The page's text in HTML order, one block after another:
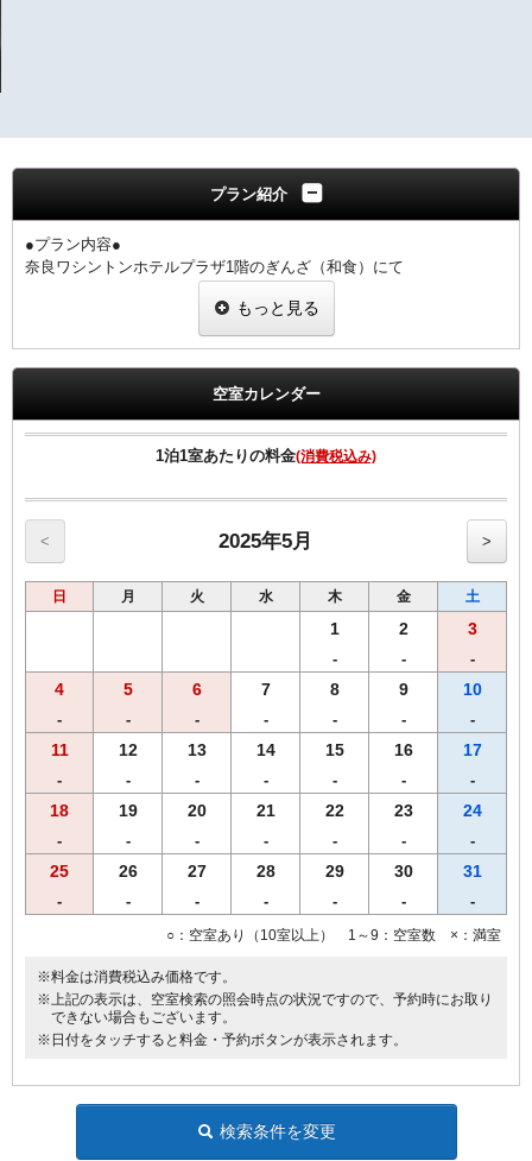
プラン紹介
●プラン内容●
奈良ワシントンホテルプラザ1階のぎんざ（和食）にて
夕朝食をお楽しみいただけるお値打ちなプランです。
国産うなぎを奈良の醤油蔵、向出醤油醸造元の【宝扇醤油】を使った
こだわりのタレで香ばしく焼き上げました。
1階 ぎんざ
営業時間 朝食6:30～9:00 夕食17:30～21:00（ラストオーダー20：
【和食】・【洋食】からお選び頂けます。
◆ご夕食◆
~【うな重】御膳~
・胡瓜の梅和え
・葱の白和え
・香の物
ださいませ。
※仕入れの状況よって内容が変更になる場合がございます。
もっと見る
空室カレンダー
1泊1室あたりの料金(消費税込み)
< 2025年5月 >
日 月 火 水 木 金 土
1
-
2
-
3
-
4
-
5
-
6
-
7
-
8
-
9
-
10
-
11
-
12
-
13
-
14
-
15
-
16
-
17
-
18
-
19
-
20
-
21
-
22
-
23
-
24
-
25
-
26
-
27
-
28
-
29
-
30
-
31
-
○：空室あり（10室以上） 1～9：空室数 ×：満室
※料金は消費税込み価格です。
※上記の表示は、空室検索の照会時点の状況ですので、予約時にお取り
できない場合もございます。
※日付をタッチすると料金・予約ボタンが表示されます。
検索条件を変更